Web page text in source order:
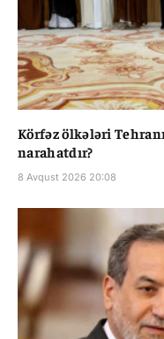
Körfəz ölkələri
narahatdır?
8 Avqust 2026 20:08